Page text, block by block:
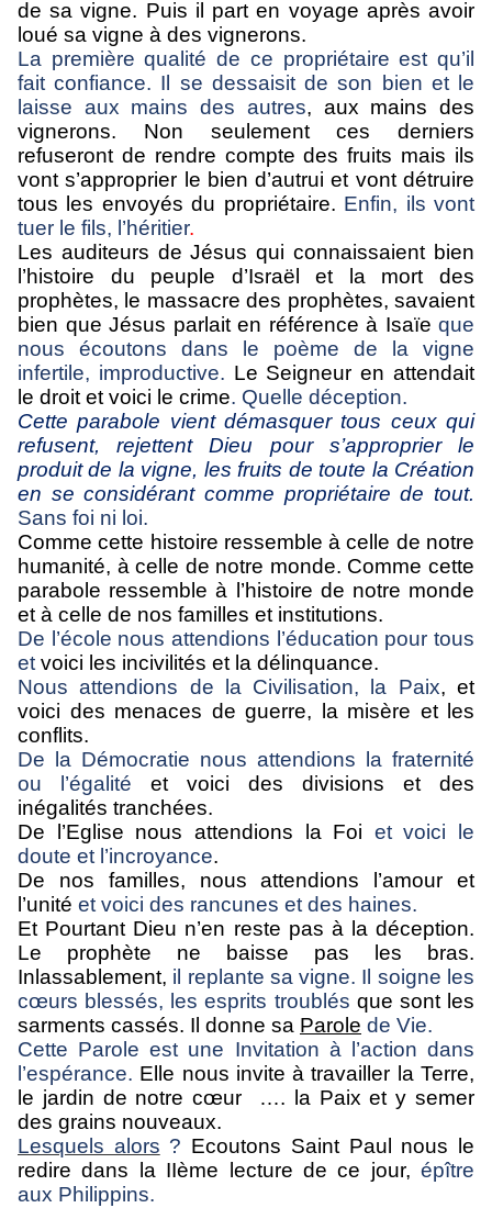
de sa vigne. Puis il part en voyage après avoir
loué sa vigne à des vignerons.
La première qualité de ce propriétaire est qu’il
fait confiance. Il se dessaisit de son bien et le
laisse aux mains des autres, aux mains des
vignerons. Non seulement ces derniers
refuseront de rendre compte des fruits mais ils
vont s’approprier le bien d’autrui et vont détruire
tous les envoyés du propriétaire. Enfin, ils vont
tuer le fils, l’héritier.
Les auditeurs de Jésus qui connaissaient bien
l’histoire du peuple d’Israël et la mort des
prophètes, le massacre des prophètes, savaient
bien que Jésus parlait en référence à Isaïe que
nous écoutons dans le poème de la vigne
infertile, improductive. Le Seigneur en attendait
le droit et voici le crime. Quelle déception.
Cette parabole vient démasquer tous ceux qui
refusent, rejettent Dieu pour s’approprier le
produit de la vigne, les fruits de toute la Création
en se considérant comme propriétaire de tout.
Sans foi ni loi.
Comme cette histoire ressemble à celle de notre
humanité, à celle de notre monde. Comme cette
parabole ressemble à l’histoire de notre monde
et à celle de nos familles et institutions.
De l’école nous attendions l’éducation pour tous
et voici les incivilités et la délinquance.
Nous attendions de la Civilisation, la Paix, et
voici des menaces de guerre, la misère et les
conflits.
De la Démocratie nous attendions la fraternité
ou l’égalité et voici des divisions et des
inégalités tranchées.
De l’Eglise nous attendions la Foi et voici le
doute et l’incroyance.
De nos familles, nous attendions l’amour et
l’unité et voici des rancunes et des haines.
Et Pourtant Dieu n’en reste pas à la déception.
Le prophète ne baisse pas les bras.
Inlassablement, il replante sa vigne. Il soigne les
cœurs blessés, les esprits troublés que sont les
sarments cassés. Il donne sa Parole de Vie.
Cette Parole est une Invitation à l’action dans
l’espérance. Elle nous invite à travailler la Terre,
le jardin de notre cœur …. la Paix et y semer
des grains nouveaux.
Lesquels alors ? Ecoutons Saint Paul nous le
redire dans la IIème lecture de ce jour, épître
aux Philippins.